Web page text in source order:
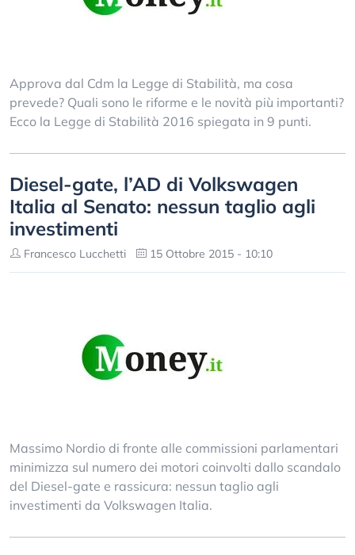
Approva dal Cdm la Legge di Stabilità, ma cosa
prevede? Quali sono le riforme e le novità più importanti?
Ecco la Legge di Stabilità 2016 spiegata in 9 punti.
Diesel-gate, l’AD di Volkswagen
Italia al Senato: nessun taglio agli
investimenti
Francesco Lucchetti 15 Ottobre 2015 - 10:10
Massimo Nordio di fronte alle commissioni parlamentari
minimizza sul numero dei motori coinvolti dallo scandalo
del Diesel-gate e rassicura: nessun taglio agli
investimenti da Volkswagen Italia.